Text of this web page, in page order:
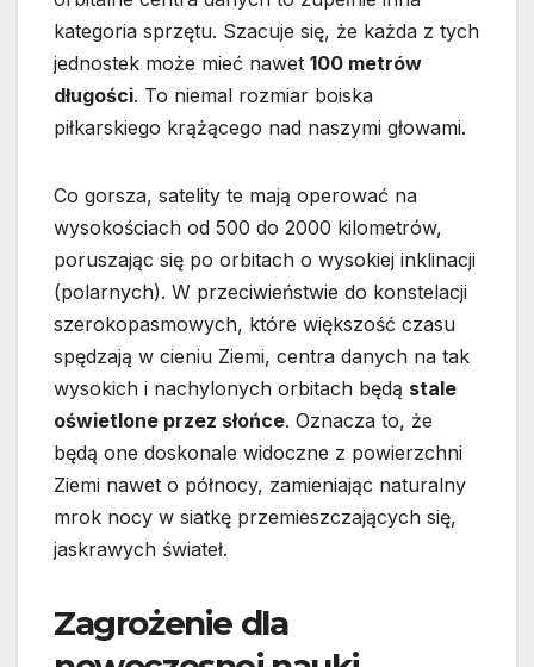
kategoria sprzętu. Szacuje się, że każda z tych
jednostek może mieć nawet 100 metrów
długości. To niemal rozmiar boiska
piłkarskiego krążącego nad naszymi głowami.
Co gorsza, satelity te mają operować na
wysokościach od 500 do 2000 kilometrów,
poruszając się po orbitach o wysokiej inklinacji
(polarnych). W przeciwieństwie do konstelacji
szerokopasmowych, które większość czasu
spędzają w cieniu Ziemi, centra danych na tak
wysokich i nachylonych orbitach będą stale
oświetlone przez słońce. Oznacza to, że
będą one doskonale widoczne z powierzchni
Ziemi nawet o północy, zamieniając naturalny
mrok nocy w siatkę przemieszczających się,
jaskrawych świateł.
Zagrożenie dla